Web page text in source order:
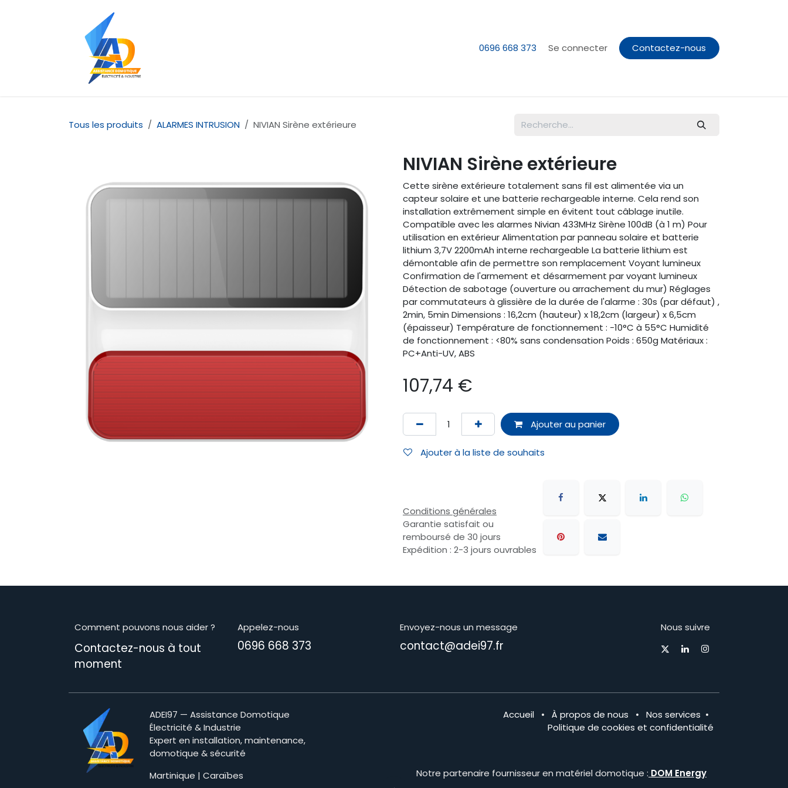
0696 668 373 Se connecter Contactez-nous
Tous les produits ALARMES INTRUSION NIVIAN Sirène extérieure
NIVIAN Sirène extérieure
Cette sirène extérieure totalement sans fil est alimentée via un
capteur solaire et une batterie rechargeable interne. Cela rend son
installation extrêmement simple en évitent tout câblage inutile.
Compatible avec les alarmes Nivian 433MHz Sirène 100dB (à 1 m) Pour
utilisation en extérieur Alimentation par panneau solaire et batterie
lithium 3,7V 2200mAh interne rechargeable La batterie lithium est
démontable afin de permettre son remplacement Voyant lumineux
Confirmation de l'armement et désarmement par voyant lumineux
Détection de sabotage (ouverture ou arrachement du mur) Réglages
par commutateurs à glissière de la durée de l'alarme : 30s (par défaut) ,
2min, 5min Dimensions : 16,2cm (hauteur) x 18,2cm (largeur) x 6,5cm
(épaisseur) Température de fonctionnement : -10°C à 55°C Humidité
de fonctionnement : <80% sans condensation Poids : 650g Matériaux :
PC+Anti-UV, ABS
107,74 €
Ajouter au panier
Ajouter à la liste de souhaits
Conditions générales
Garantie satisfait ou
remboursé de 30 jours
Expédition : 2-3 jours ouvrables
Nous suivre
Comment pouvons nous aider ?
Contactez-nous à tout
moment​
Appelez-nous
0696 668 373
Envoyez-nous un message
contact@adei97.fr
ADEI97 — Assistance Domotique
Électricité & Industrie
Expert en installation, maintenance,
domotique & sécurité
Martinique | Caraïbes
Accueil • À propos de nous • Nos services •
Politique de cookies et confidentialité
Notre partenaire fournisseur en matériel domotique : DOM Energy